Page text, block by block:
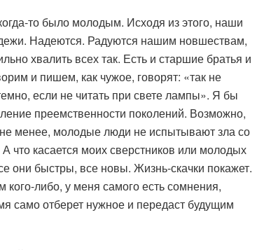
то было молодым. Исходя из этого, наши
Надеются. Радуются нашим новшествам,
хвалить всех так. Есть и старшие братья и
и пишем, как чужое, говорят: «так не
если не читать при свете лампы». Я бы
преемственности поколений. Возможно,
менее, молодые люди не испытывают зла со
что касается моих сверстников или молодых
они быстры, все новы. Жизнь-скачки покажет.
либо, у меня самого есть сомнения,
само отберет нужное и передаст будущим